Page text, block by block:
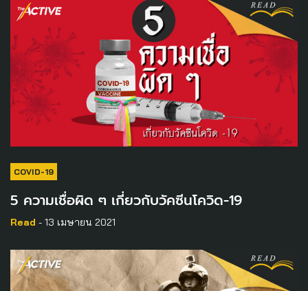
COVID-19
5 ความเชื่อผิด ๆ เกี่ยวกับวัคซีนโควิด-19
Read - 13 เมษายน 2021